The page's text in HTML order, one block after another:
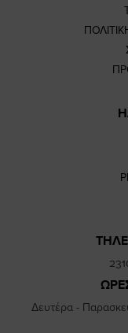
Δευτέρα -